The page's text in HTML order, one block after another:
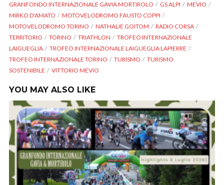
GRANFONDO INTERNAZIONALE GAVIA MORTIROLO
GS ALPI
MEVIO
MIRKO D'AMATO
MOTOVELODROMO FAUSTO COPPI
MOTOVELODROMO TORINO
NATHALIE GOITOM
RADIO CORSA
TERRITORIO
TORINO TRIATHLON
TROFEO INTERNAZIONALE
LAIGUEGLIA
TROFEO INTERNAZIONALE LAIGUEGLIA LAPIERRE
TROFEO INTERNAZIONALE TORINO
TURISMO
TURISMO
SOSTENIBILE
VITTORIO MEVIO
YOU MAY ALSO LIKE